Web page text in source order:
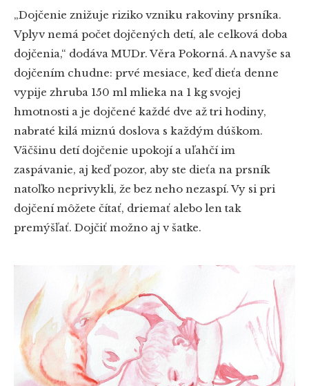
„Dojčenie znižuje riziko vzniku rakoviny prsníka.
Vplyv nemá počet dojčených detí, ale celková doba
dojčenia,“ dodáva MUDr. Věra Pokorná. A navyše sa
dojčením chudne: prvé mesiace, keď dieťa denne
vypije zhruba 150 ml mlieka na 1 kg svojej
hmotnosti a je dojčené každé dve až tri hodiny,
nabraté kilá miznú doslova s každým dúškom.
Väčšinu detí dojčenie upokojí a uľahčí im
zaspávanie, aj keď pozor, aby ste dieťa na prsník
natoľko neprivykli, že bez neho nezaspí. Vy si pri
dojčení môžete čítať, driemať alebo len tak
premýšľať. Dojčiť možno aj v šatke.